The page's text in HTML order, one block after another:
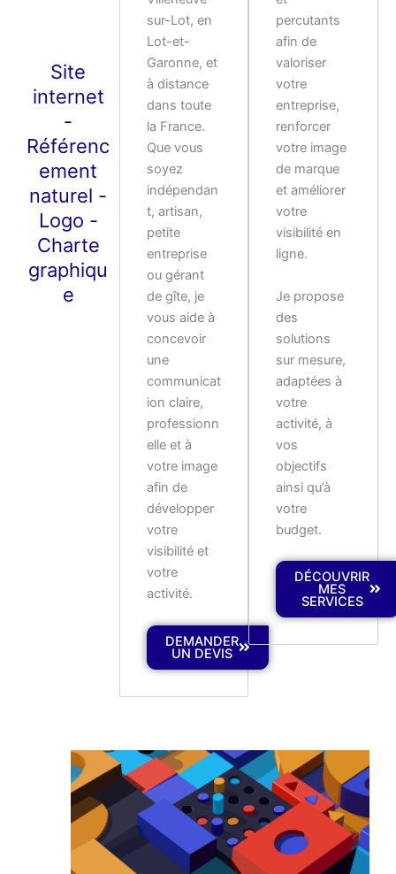
Site
internet
-
Référenc
ement
naturel -
Logo -
Charte
graphiqu
e
sur-Lot, en
Lot-et-
Garonne, et
à distance
dans toute
la France.
Que vous
soyez
indépendan
t, artisan,
petite
entreprise
ou gérant
de gîte, je
vous aide à
concevoir
une
communicat
ion claire,
professionn
elle et à
votre image
afin de
développer
votre
visibilité et
votre
activité.
DEMANDER
UN DEVIS
percutants
afinde
valoriser
votre
entreprise,
renforcer
votre image
de marque
et améliorer
votre
visibilité en
ligne.
Je propose
des
solutions
sur mesure,
adaptées à
votre
activité, à
vos
objectifs
ainsi qu’à
votre
budget.
DÉCOUVRIR
MES
SERVICES